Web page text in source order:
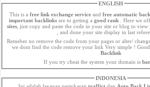
ENGLISH
This is a free link exchange service and free automatic
important backlinksare to getting a good rank. Here we
sites , just copy and paste the code in your site or blog to view your link click in image link
, and done your site display in last
Remeber no remove the code from your pages or alter/ change them. We check
we dont find the code remove your
Backlink
If you try cheat the system your domain is
INDONESIA
Ini adalah layanan pertukaran traffict dan Auto Back